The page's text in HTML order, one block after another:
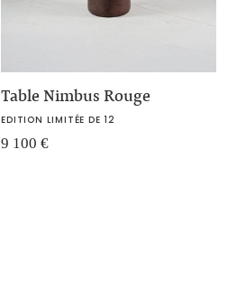
Table Nimbus Rouge
EDITION LIMITÉE DE 12
9 100€